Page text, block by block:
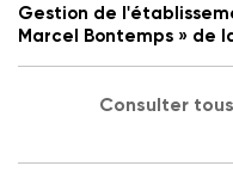
Gestion de
Marcel Bontemps » de
Consulter